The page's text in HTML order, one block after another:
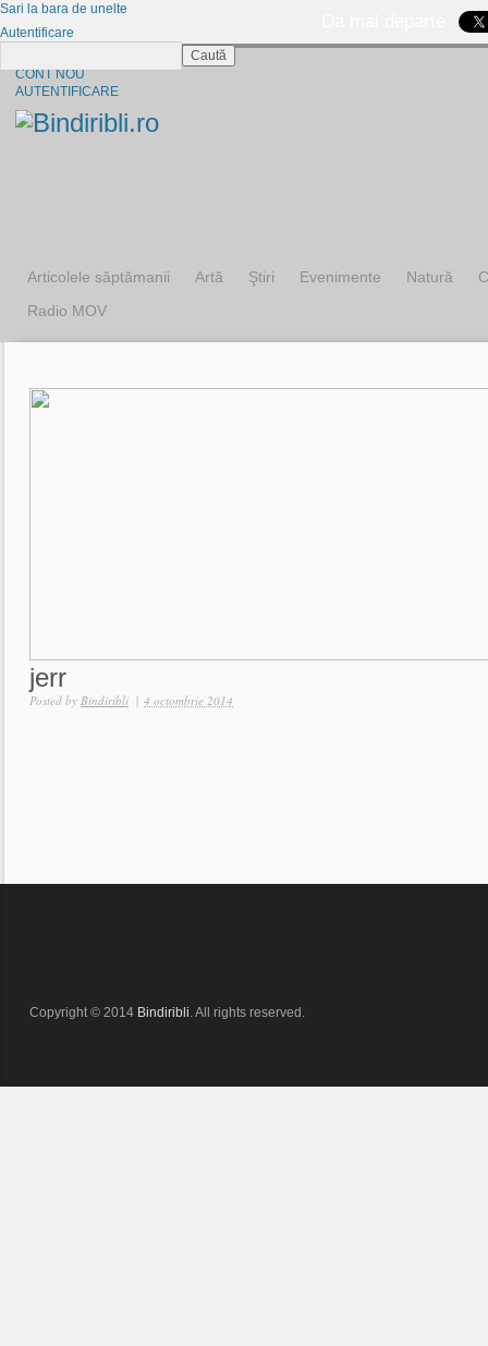
CONT NOU
AUTENTIFICARE
Articolele săptămanii Artă Ştiri Evenimente Natură
Radio MOV
jerr
Posted by Bindiribli | 4 octombrie 2014
Copyright © 2014 Bindiribli. All rights reserved.
Sari la bara de unelte
Autentificare
Caută